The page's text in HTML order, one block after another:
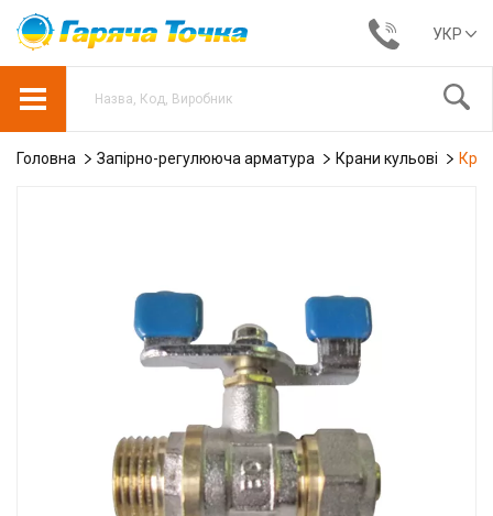
УКР
Головна Запірно-регулююча арматура Крани кульові